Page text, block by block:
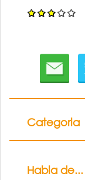
Categoria
Habla de...